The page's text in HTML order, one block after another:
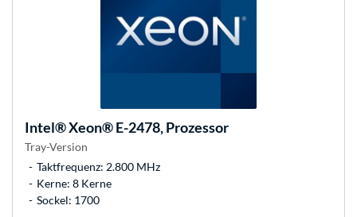
Intel®Xeon® E-2478, Prozessor
Tray-Version
Taktfrequenz: 2.800 MHz
Kerne: 8 Kerne
Sockel: 1700